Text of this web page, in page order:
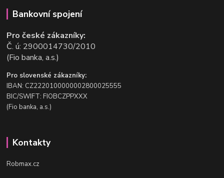
Bankovní spojení
Pro české zákazníky:
Č. ú: 2900014730/2010
(Fio banka, a.s.)
Pro slovenské zákazníky:
IBAN: CZ2220100000002800025555
BIC/SWIFT: FIOBCZPPXXX
(Fio banka, a.s.)
Kontakty
Robmax.cz